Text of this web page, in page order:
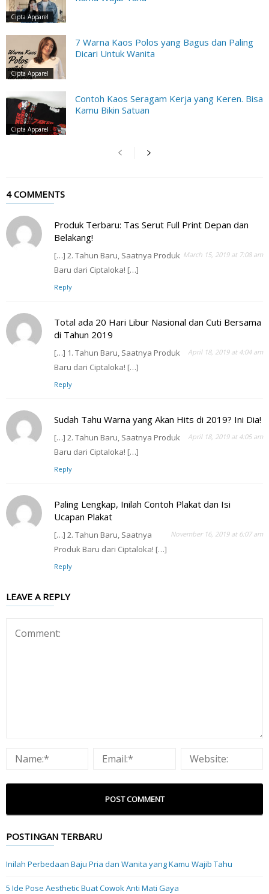
Cipta Apparel
Cipta Apparel
7 Warna Kaos Polos yang Bagus dan Paling
Dicari Untuk Wanita
Cipta Apparel
Contoh Kaos Seragam Kerja yang Keren. Bisa
Kamu Bikin Satuan
4 COMMENTS
Produk Terbaru: Tas Serut Full Print Depan dan
Belakang!
March 15, 2019 at 7:08 am
[…] 2. Tahun Baru, Saatnya Produk
Baru dari Ciptaloka! […]
Reply
Total ada 20 Hari Libur Nasional dan Cuti Bersama
di Tahun 2019
April 18, 2019 at 4:04 am
[…] 1. Tahun Baru, Saatnya Produk
Baru dari Ciptaloka! […]
Reply
Sudah Tahu Warna yang Akan Hits di 2019? Ini Dia!
April 18, 2019 at 4:05 am
[…] 2. Tahun Baru, Saatnya Produk
Baru dari Ciptaloka! […]
Reply
Paling Lengkap, Inilah Contoh Plakat dan Isi
Ucapan Plakat
November 16, 2019 at 6:07 am
[…] 2. Tahun Baru, Saatnya
Produk Baru dari Ciptaloka! […]
Reply
LEAVE A REPLY
POSTINGAN TERBARU
Inilah Perbedaan Baju Pria dan Wanita yang Kamu Wajib Tahu
5 Ide Pose Aesthetic Buat Cowok Anti Mati Gaya